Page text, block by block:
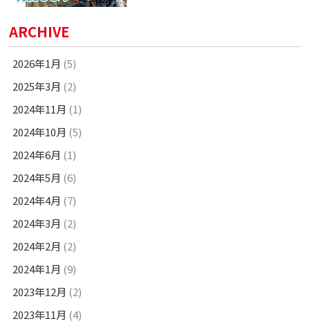
ARCHIVE
2026年1月 (5)
2025年3月 (2)
2024年11月 (1)
2024年10月 (5)
2024年6月 (1)
2024年5月 (6)
2024年4月 (7)
2024年3月 (2)
2024年2月 (2)
2024年1月 (9)
2023年12月 (2)
2023年11月 (4)